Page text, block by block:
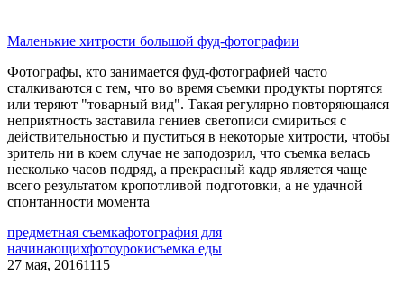
Маленькие хитрости большой фуд-фотографии
Фотографы, кто занимается фуд-фотографией часто
сталкиваются с тем, что во время съемки продукты портятся
или теряют "товарный вид". Такая регулярно повторяющаяся
неприятность заставила гениев светописи смириться с
действительностью и пуститься в некоторые хитрости, чтобы
зритель ни в коем случае не заподозрил, что съемка велась
несколько часов подряд, а прекрасный кадр является чаще
всего результатом кропотливой подготовки, а не удачной
спонтанности момента
предметная съемкафотография для
начинающихфотоурокисъемка еды
27 мая, 20161115